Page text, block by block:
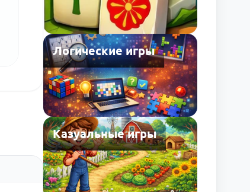
Логические игры
Казуальные игры